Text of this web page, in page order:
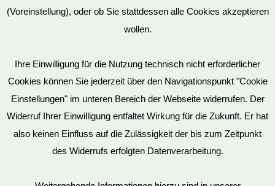
Impressum
(Voreinstellung), oder ob Sie stattdessen alle Cookies akzeptieren
wollen.
Ihre Einwilligung für die Nutzung technisch nicht erforderlicher
Cookies können Sie jederzeit über den Navigationspunkt "Cookie
Einstellungen" im unteren Bereich der Webseite widerrufen. Der
Widerruf Ihrer Einwilligung entfaltet Wirkung für die Zukunft. Er hat
also keinen Einfluss auf die Zulässigkeit der bis zum Zeitpunkt
des Widerrufs erfolgten Datenverarbeitung.